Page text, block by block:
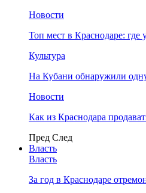
Новости
Топ мест в Краснодаре:
Культура
На Кубани обнаружили
Новости
Как из Краснодара
Пред След
Власть
Власть
За год в Краснодаре